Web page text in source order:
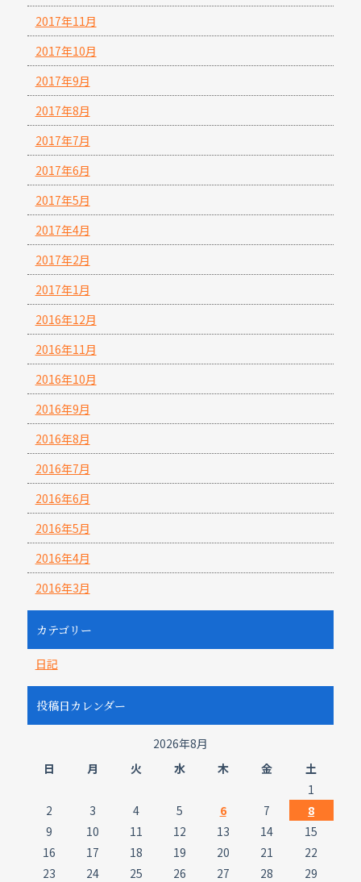
2017年11月
2017年10月
2017年9月
2017年8月
2017年7月
2017年6月
2017年5月
2017年4月
2017年2月
2017年1月
2016年12月
2016年11月
2016年10月
2016年9月
2016年8月
2016年7月
2016年6月
2016年5月
2016年4月
2016年3月
カテゴリー
日記
投稿日カレンダー
2026年8月
日
月 火 水 木 金
土
1
2
3 4 5 6 7
8
9
10 11 12 13 14
15
16
17 18 19 20 21
22
23
24 25 26 27 28 29